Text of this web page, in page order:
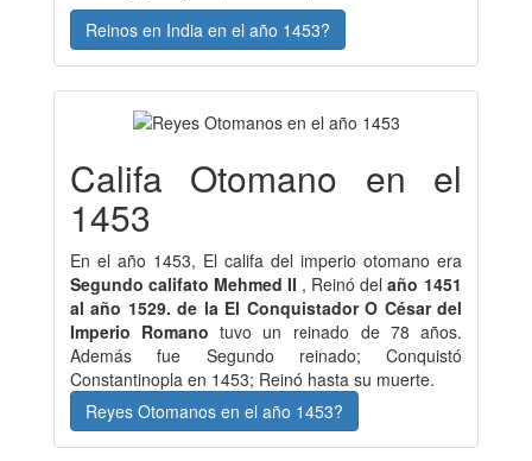
Reinos en India en el año 1453?
Califa Otomano en el
1453
En el año 1453, El califa del imperio otomano era
Segundo califato Mehmed II , Reinó del año 1451
al año 1529. de la El Conquistador O César del
Imperio Romano tuvo un reinado de 78 años.
Además fue Segundo reinado; Conquistó
Constantinopla en 1453; Reinó hasta su muerte.
Reyes Otomanos en el año 1453?